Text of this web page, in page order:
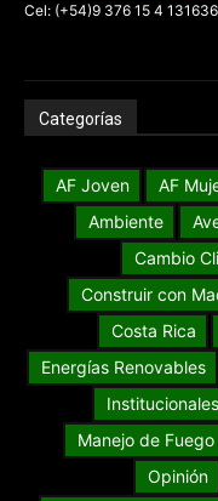
Cel: (+54)9 376 15 4 131636
Categorías
AF Joven AF
Ambiente
Cambio
Construir con
Costa Rica
Energías Renovables
Institucionales
Manejo de Fuego
Opinión